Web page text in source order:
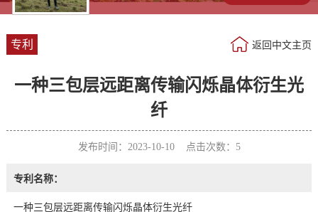
专利 返回中文主页
一种三包层远距离传输闪烁晶体衍生光
纤
发布时间：2023-10-10 点击次数： 5
专利名称：
一种三包层远距离传输闪烁晶体衍生光纤